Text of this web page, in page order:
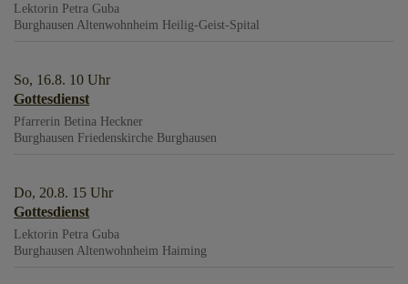
Lektorin Petra Guba
BurghausenAltenwohnheim Heilig-Geist-Spital
So, 16.8. 10 Uhr
Gottesdienst
Pfarrerin Betina Heckner
Burghausen Friedenskirche Burghausen
Do, 20.8. 15 Uhr
Gottesdienst
Lektorin Petra Guba
BurghausenAltenwohnheim Haiming